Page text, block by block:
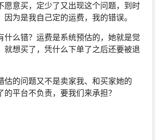
愿意买，定少了又出现这个问题，到时
为是我自己定的运费，我的错误。
什么错？运费是系统预估的，她就是觉
就想买了，凭什么下单了之后还要被退
估的问题又不是卖家我、和买家她的
平台不负责，要我们来承担？